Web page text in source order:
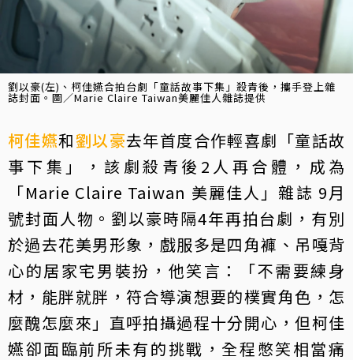
劉以豪(左)、柯佳嬿合拍台劇「童話故事下集」殺青後，攜手登上雜
誌封面。圖／Marie Claire Taiwan美麗佳人雜誌提供
柯佳嬿和劉以豪去年首度合作輕喜劇「童話故
事下集」，該劇殺青後2人再合體，成為
「Marie Claire Taiwan 美麗佳人」雜誌 9月
號封面人物。劉以豪時隔4年再拍台劇，有別
於過去花美男形象，戲服多是四角褲、吊嘎背
心的居家宅男裝扮，他笑言：「不需要練身
材，能胖就胖，符合導演想要的樸實角色，怎
麼醜怎麼來」直呼拍攝過程十分開心，但柯佳
嬿卻面臨前所未有的挑戰，全程憋笑相當痛